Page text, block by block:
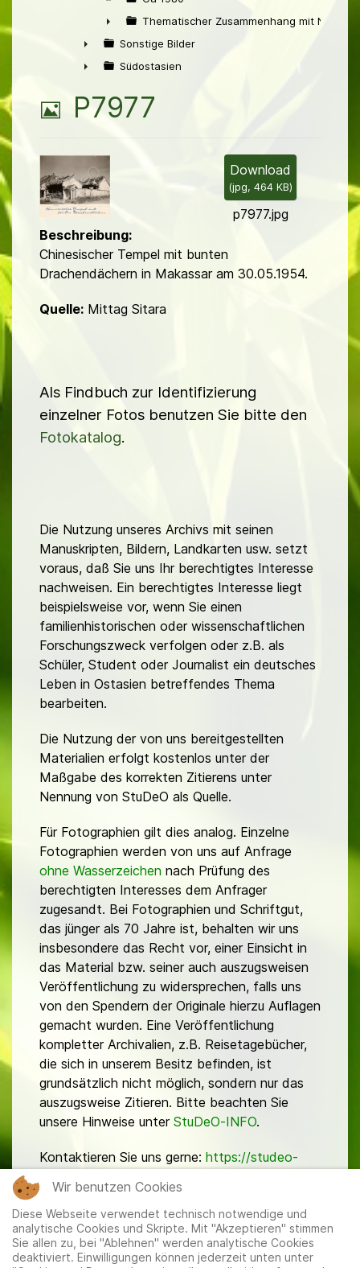
►
Thematischer Zusammenhang mit Niederl
►
Sonstige Bilder
Südostasien
B
l
d
P7977
Download
(jpg, 464 KB)
p7977.jpg
Beschreibung:
Chinesischer Tempel mit bunten
Drachendächern in Makassar am 30.05.1954.
Quelle: Mittag Sitara
Als Findbuch zur Identifizierung
einzelner Fotos benutzen Sie bitte den
Fotokatalog.
Die Nutzung unseres Archivs mit seinen
Manuskripten, Bildern, Landkarten usw. setzt
voraus, daß Sie uns Ihr berechtigtes Interesse
nachweisen. Ein berechtigtes Interesse liegt
beispielsweise vor, wenn Sie einen
familienhistorischen oder wissenschaftlichen
Forschungszweck verfolgen oder z.B. als
Schüler, Student oder Journalist ein deutsches
Leben in Ostasien betreffendes Thema
bearbeiten.
Die Nutzung der von uns bereitgestellten
Materialien erfolgt kostenlos unter der
Maßgabe des korrekten Zitierens unter
Nennung von StuDeO als Quelle.
Für Fotographien gilt dies analog. Einzelne
Fotographien werden von uns auf Anfrage
ohne Wasserzeichen nach Prüfung des
berechtigten Interesses dem Anfrager
zugesandt. Bei Fotographien und Schriftgut,
das jünger als 70 Jahre ist, behalten wir uns
insbesondere das Recht vor, einer Einsicht in
das Material bzw. seiner auch auszugsweisen
Veröffentlichung zu widersprechen, falls uns
von den Spendern der Originale hierzu Auflagen
gemacht wurden. Eine Veröffentlichung
kompletter Archivalien, z.B. Reisetagebücher,
die sich in unserem Besitz befinden, ist
grundsätzlich nicht möglich, sondern nur das
auszugsweise Zitieren. Bitte beachten Sie
unsere Hinweise unter StuDeO-INFO.
Kontaktieren Sie uns gerne: https://studeo-
Wir benutzen Cookies
Diese Webseite verwendet technisch notwendige und
analytische Cookies und Skripte. Mit "Akzeptieren" stimmen
Sie allen zu, bei "Ablehnen" werden analytische Cookies
deaktiviert. Einwilligungen können jederzeit unten unter